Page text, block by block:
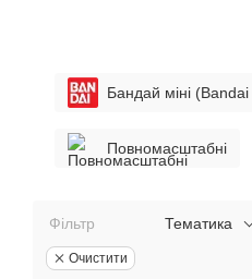
Бандай міні
Повномасштабні
Фільтр
Очистити
Тематика